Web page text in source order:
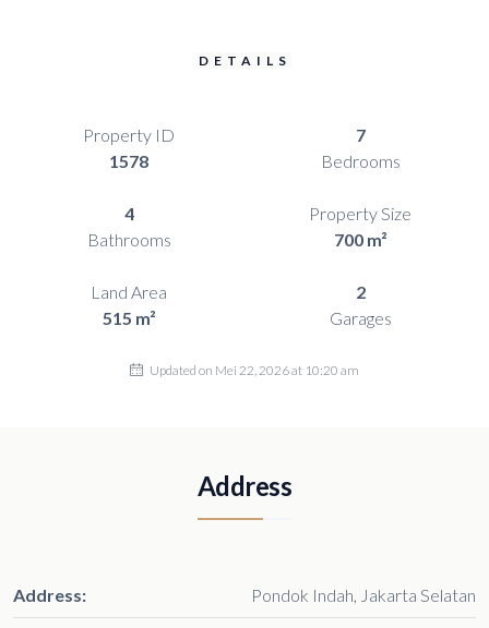
DETAILS
Property ID
1578
7
Bedrooms
4
Bathrooms
Property Size
700 m²
Land Area
515 m²
2
Garages
Updated on Mei 22, 2026 at 10:20 am
Address
Address: Pondok Indah, Jakarta Selatan